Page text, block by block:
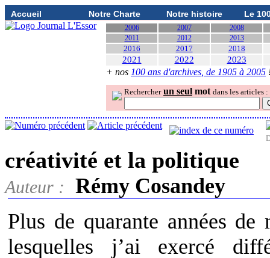
Accueil Notre Charte Notre histoire Le
2006 2007
2008
2011
2012 2013
2016 2017 2018
2021 2022 2023
+ nos 100 ans d'archives, de 1905 à 2005
Rechercher un seul mot dans les articles :
créativité et la politique
Auteur :
Rémy Cosandey
Plus de quarante années
lesquelles j’ai exercé